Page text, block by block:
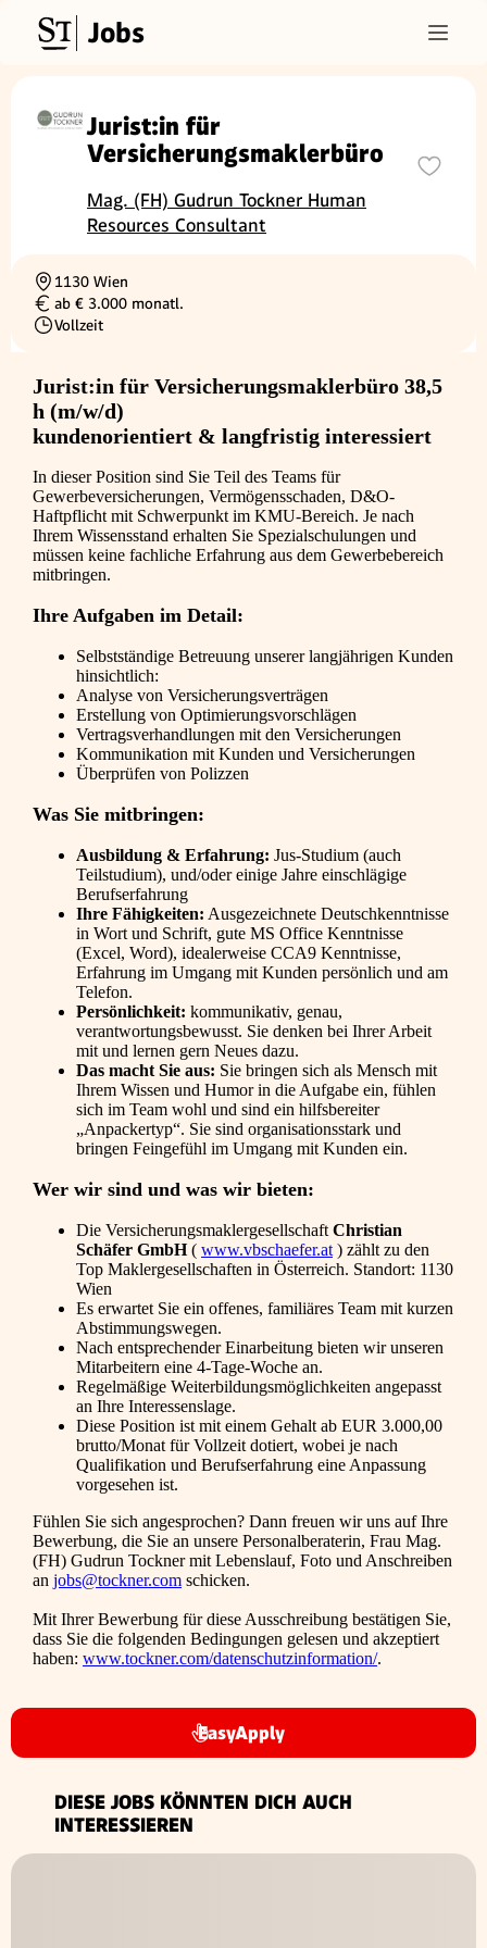
Jobs
Jurist:in für
Versicherungsmaklerbüro
Mag. (FH) Gudrun Tockner Human
Resources Consultant
Ortschaft
1130 Wien
Gehalt
ab € 3.000 monatl.
Beschäftigungsart
Vollzeit
Jurist:in für Versicherungsmaklerbüro 38,5
h (m/w/d)
kundenorientiert & langfristig interessiert
In dieser Position sind Sie Teil des Teams für
Gewerbeversicherungen, Vermögensschaden, D&O-
Haftpflicht mit Schwerpunkt im KMU-Bereich. Je nach
Ihrem Wissensstand erhalten Sie Spezialschulungen und
müssen keine fachliche Erfahrung aus dem Gewerbebereich
mitbringen.
Ihre Aufgaben im Detail:
Selbstständige Betreuung unserer langjährigen Kunden
hinsichtlich:
Analyse von Versicherungsverträgen
Erstellung von Optimierungsvorschlägen
Vertragsverhandlungen mit den Versicherungen
Kommunikation mit Kunden und Versicherungen
Überprüfen von Polizzen
Was Sie mitbringen:
Ausbildung & Erfahrung: Jus-Studium (auch
Teilstudium), und/oder einige Jahre einschlägige
Berufserfahrung
Ihre Fähigkeiten: Ausgezeichnete Deutschkenntnisse
in Wort und Schrift, gute MS Office Kenntnisse
(Excel, Word), idealerweise CCA9 Kenntnisse,
Erfahrung im Umgang mit Kunden persönlich und am
Telefon.
Persönlichkeit: kommunikativ, genau,
verantwortungsbewusst. Sie denken bei Ihrer Arbeit
mit und lernen gern Neues dazu.
Das macht Sie aus: Sie bringen sich als Mensch mit
Ihrem Wissen und Humor in die Aufgabe ein, fühlen
sich im Team wohl und sind ein hilfsbereiter
„Anpackertyp“. Sie sind organisationsstark und
bringen Feingefühl im Umgang mit Kunden ein.
Wer wir sind und was wir bieten:
Die Versicherungsmaklergesellschaft Christian
Schäfer GmbH( www.vbschaefer.at ) zählt zu den
Top Maklergesellschaften in Österreich. Standort: 1130
Wien
Es erwartet Sie ein offenes, familiäres Team mit kurzen
Abstimmungswegen.
Nach entsprechender Einarbeitung bieten wir unseren
Mitarbeitern eine 4-Tage-Woche an.
Regelmäßige Weiterbildungsmöglichkeiten angepasst
an Ihre Interessenslage.
Diese Position ist mit einem Gehalt ab EUR 3.000,00
brutto/Monat für Vollzeit dotiert, wobei je nach
Qualifikation und Berufserfahrung eine Anpassung
vorgesehen ist.
Fühlen Sie sich angesprochen? Dann freuen wir uns auf Ihre
Bewerbung, die Sie an unsere Personalberaterin, Frau Mag.
(FH) Gudrun Tockner mit Lebenslauf, Foto und Anschreiben
an jobs@tockner.com schicken.
Mit Ihrer Bewerbung für diese Ausschreibung bestätigen Sie,
dass Sie die folgenden Bedingungen gelesen und akzeptiert
haben: www.tockner.com/datenschutzinformation/.
EasyApply
DIESE JOBS KÖNNTEN DICH AUCH
INTERESSIEREN